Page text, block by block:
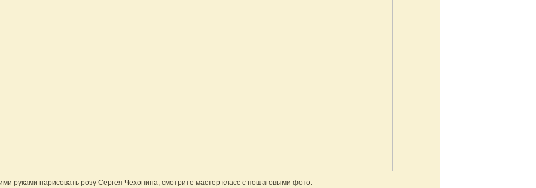
руками нарисовать розу Сергея Чехонина, смотрите мастер класс с пошаговыми фото.